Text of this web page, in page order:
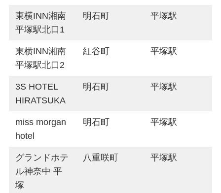
東横INN湘南
平塚駅北口1
明石町 平塚駅
東横INN湘南
平塚駅北口2
紅谷町 平塚駅
3S HOTEL
HIRATSUKA
明石町 平塚駅
miss morgan
hotel
明石町 平塚駅
グランドホテ
ル神奈中 平
塚
八重咲町 平塚駅